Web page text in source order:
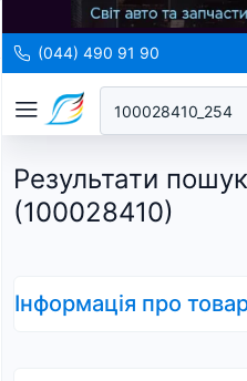
(044) 490 91 90
Результати
(100028410)
Інформація про